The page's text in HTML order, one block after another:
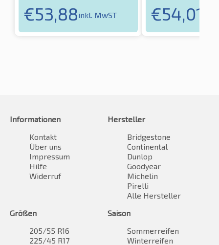
€53,88inkl. MwST €54,01
Informationen
Kontakt
Über uns
Impressum
Hilfe
Widerruf
Hersteller
Bridgestone
Continental
Dunlop
Goodyear
Michelin
Pirelli
Alle Hersteller
Größen
205/55 R16
225/45 R17
Saison
Sommerreifen
Winterreifen